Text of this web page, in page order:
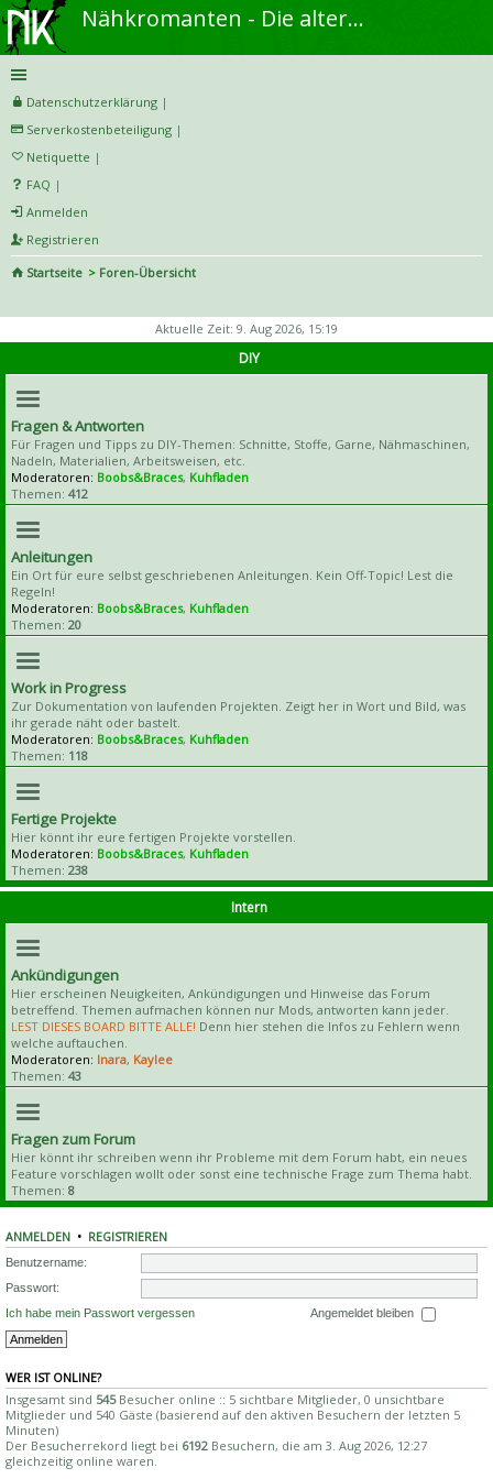
Nähkromanten - Die alternative Näh- und DIY-Community
Datenschutzerklärung |
Serverkostenbeteiligung |
Netiquette |
FAQ |
Anmelden
Registrieren
Startseite
Foren-Übersicht
Aktuelle Zeit: 9. Aug 2026, 15:19
DIY
Fragen & Antworten
Für Fragen und Tipps zu DIY-Themen: Schnitte, Stoffe, Garne, Nähmaschinen,
Nadeln, Materialien, Arbeitsweisen, etc.
Moderatoren: Boobs&Braces, Kuhfladen
Themen: 412
Anleitungen
Ein Ort für eure selbst geschriebenen Anleitungen. Kein Off-Topic! Lest die
Regeln!
Moderatoren: Boobs&Braces, Kuhfladen
Themen: 20
Work in Progress
Zur Dokumentation von laufenden Projekten. Zeigt her in Wort und Bild, was
ihr gerade näht oder bastelt.
Moderatoren: Boobs&Braces, Kuhfladen
Themen: 118
Fertige Projekte
Hier könnt ihr eure fertigen Projekte vorstellen.
Moderatoren: Boobs&Braces, Kuhfladen
Themen: 238
Intern
Ankündigungen
Hier erscheinen Neuigkeiten, Ankündigungen und Hinweise das Forum
betreffend. Themen aufmachen können nur Mods, antworten kann jeder.
LEST DIESES BOARD BITTE ALLE! Denn hier stehen die Infos zu Fehlern wenn
welche auftauchen.
Moderatoren: Inara, Kaylee
Themen: 43
Fragen zum Forum
Hier könnt ihr schreiben wenn ihr Probleme mit dem Forum habt, ein neues
Feature vorschlagen wollt oder sonst eine technische Frage zum Thema habt.
Themen: 8
ANMELDEN • REGISTRIEREN
Benutzername:
Passwort:
Ich habe mein Passwort vergessen
Angemeldet bleiben
WER IST ONLINE?
Insgesamt sind 545Besucher online :: 5 sichtbare Mitglieder, 0 unsichtbare
Mitglieder und 540 Gäste (basierend auf den aktiven Besuchern der letzten 5
Minuten)
Der Besucherrekord liegt bei 6192 Besuchern, die am 3. Aug 2026, 12:27
gleichzeitig online waren.